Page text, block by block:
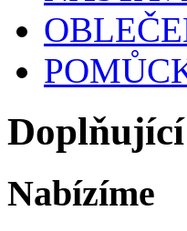
Nabízíme